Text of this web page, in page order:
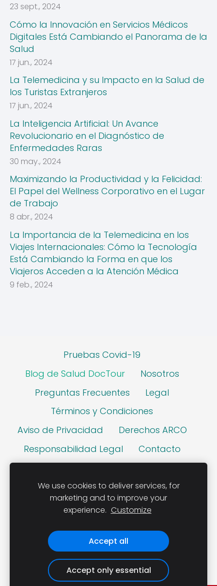
23 sept., 2024
Cómo la Innovación en Servicios Médicos
Digitales Está Cambiando el Panorama de la
Salud
17 jun., 2024
La Telemedicina y su Impacto en la Salud de
los Turistas Extranjeros
17 jun., 2024
La Inteligencia Artificial: Un Avance
Revolucionario en el Diagnóstico de
Enfermedades Raras
30 may., 2024
Maximizando la Productividad y la Felicidad:
El Papel del Wellness Corporativo en el Lugar
de Trabajo
8 abr., 2024
La Importancia de la Telemedicina en los
Viajes Internacionales: Cómo la Tecnología
Está Cambiando la Forma en que los
Viajeros Acceden a la Atención Médica
9 feb., 2024
Pruebas Covid-19
Blog de Salud DocTour
Nosotros
Preguntas Frecuentes
Legal
Términos y Condiciones
Aviso de Privacidad
Derechos ARCO
Responsabilidad Legal
Contacto
Responsable Sanitario: 5737055 UANL
We use cookies to deliver services, for
marketing and to improve your
experience. Customize
Accept all
Accept only essential